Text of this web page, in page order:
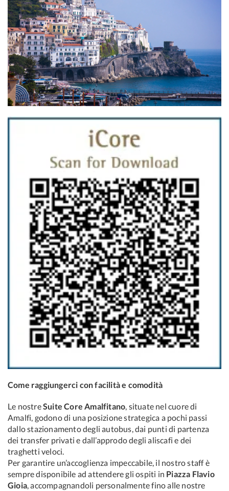
Come raggiungerci con facilità e comodità
Le nostreSuite Core Amalfitano, situate nel cuore di
Amalfi, godono di una posizione strategica a pochi passi
dallo stazionamento degli autobus, dai punti di partenza
dei transfer privati e dall’approdo degli aliscafi e dei
traghetti veloci.
Per garantire un’accoglienza impeccabile, il nostro staff è
sempre disponibile ad attendere gli ospiti in Piazza Flavio
Gioia, accompagnandoli personalmente fino alle nostre